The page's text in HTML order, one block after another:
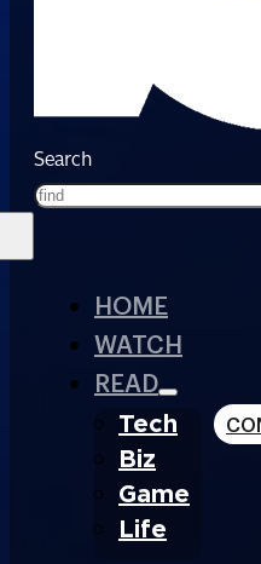
Search
HOME
WATCH
READ
Tech
Biz
Game
Life